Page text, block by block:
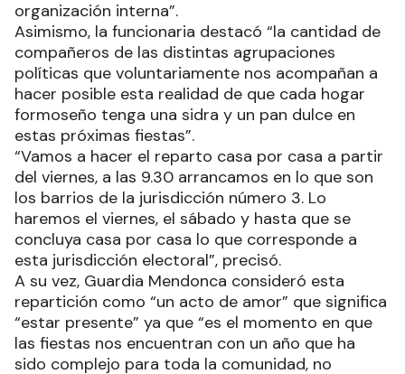
organización interna”.
Asimismo, la funcionaria destacó “la cantidad de
compañeros de las distintas agrupaciones
políticas que voluntariamente nos acompañan a
hacer posible esta realidad de que cada hogar
formoseño tenga una sidra y un pan dulce en
estas próximas fiestas”.
“Vamos a hacer el reparto casa por casa a partir
del viernes, a las 9.30 arrancamos en lo que son
los barrios de la jurisdicción número 3. Lo
haremos el viernes, el sábado y hasta que se
concluya casa por casa lo que corresponde a
esta jurisdicción electoral”, precisó.
A su vez, Guardia Mendonca consideró esta
repartición como “un acto de amor” que significa
“estar presente” ya que “es el momento en que
las fiestas nos encuentran con un año que ha
sido complejo para toda la comunidad, no